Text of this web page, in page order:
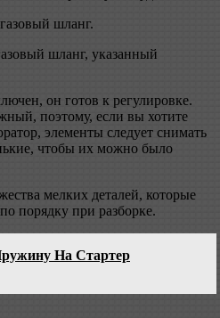
шланг.
шланг, указанный
он готов к регулировке.
поэтому, если вы хотите
элементы следует снимать
чтобы их можно было
мелких деталей, которые
порядку при разборке.
На Стартер